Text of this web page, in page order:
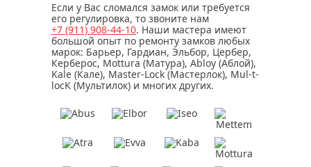
Если у Вас сломался замок или требуется
его регулировка, то звоните нам
+7 (911) 908-44-10. Наши мастера имеют
большой опыт по ремонту замков любых
марок: Барьер, Гардиан, Эльбор, Цербер,
Керберос, Mottura (Матура), Abloy (Аблой),
Kale (Кале), Master-Lock (Мастерлок), Mul-t-
locK (Мультилок) и многих других.